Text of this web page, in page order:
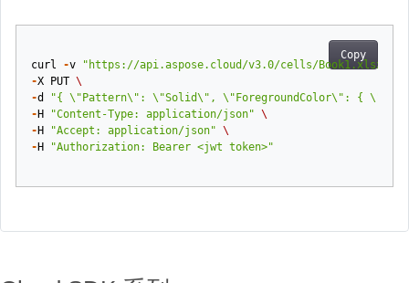
Copy
curl -v
"https://api.aspose.cloud/v3.0/cells/Book1.xlsx/
-X PUT \
-d
"{ \"Pattern\": \"Solid\", \"ForegroundColor\": {
- H "Content-Type: application/json" \
- H "Accept: application/json" \
- H "Authorization: Bearer <jwt token>"